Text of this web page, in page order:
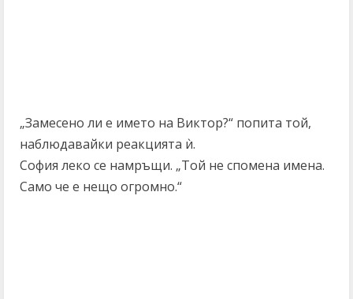
„Замесено ли е името на Виктор?“ попита той,
наблюдавайки реакцията ѝ.
София леко се намръщи. „Той не спомена имена.
Само че е нещо огромно.“